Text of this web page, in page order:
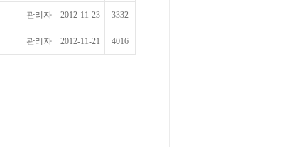
관리자 2012-11-23 3332
관리자 2012-11-21 4016